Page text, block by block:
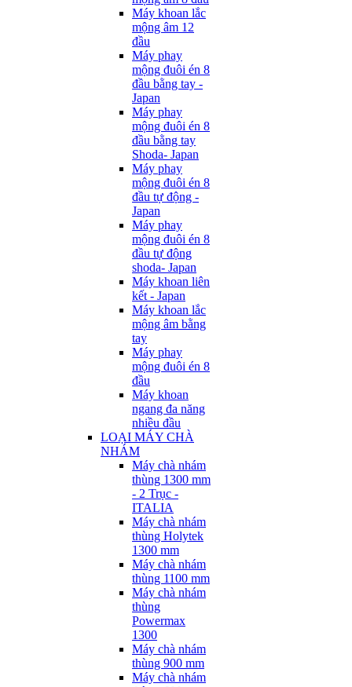
Máy khoan lắc
mộng âm 12
đầu
Máy phay
mộng đuôi én 8
đầu bằng tay -
Japan
Máy phay
mộng đuôi én 8
đầu bằng tay
Shoda- Japan
Máy phay
mộng đuôi én 8
đầu tự động -
Japan
Máy phay
mộng đuôi én 8
đầu tự động
shoda- Japan
Máy khoan liên
kết - Japan
Máy khoan lắc
mộng âm bằng
tay
Máy phay
mộng đuôi én 8
đầu
Máy khoan
ngang đa năng
nhiều đầu
LOẠI MÁY CHÀ
NHÁM
Máy chà nhám
thùng 1300 mm
- 2 Trục -
ITALIA
Máy chà nhám
thùng Holytek
1300 mm
Máy chà nhám
thùng 1100 mm
Máy chà nhám
thùng
Powermax
1300
Máy chà nhám
thùng 900 mm
Máy chà nhám